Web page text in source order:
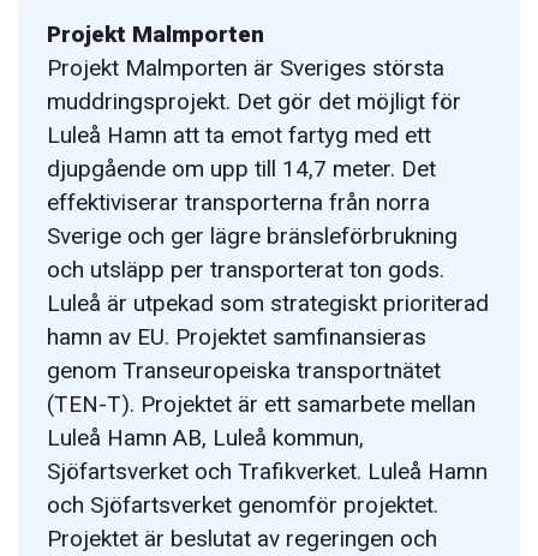
Projekt Malmporten
Projekt Malmporten är Sveriges största
muddringsprojekt. Det gör det möjligt för
Luleå Hamn att ta emot fartyg med ett
djupgående om upp till 14,7 meter. Det
effektiviserar transporterna från norra
Sverige och ger lägre bränsleförbrukning
och utsläpp per transporterat ton gods.
Luleå är utpekad som strategiskt prioriterad
hamn av EU. Projektet samfinansieras
genom Transeuropeiska transportnätet
(TEN-T). Projektet är ett samarbete mellan
Luleå Hamn AB, Luleå kommun,
Sjöfartsverket och Trafikverket. Luleå Hamn
och Sjöfartsverket genomför projektet.
Projektet är beslutat av regeringen och